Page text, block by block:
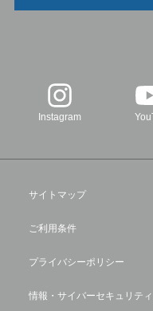
Instagram
サイトマップ
ご利用条件
プライバシーポリシー
情報・サイバーセキュリテ